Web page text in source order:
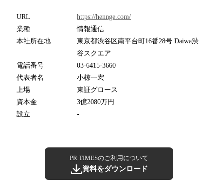
URL
https://hennge.com/
業種
情報通信
本社所在地
東京都渋谷区南平台町16番28号 Daiwa渋
谷スクエア
電話番号
03-6415-3660
代表者名
小椋一宏
上場
東証グロース
資本金
3億2080万円
設立
-
PR TIMESのご利用について
資料をダウンロード